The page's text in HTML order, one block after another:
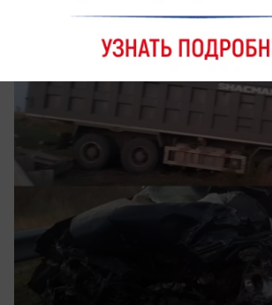
Столкновение с грузовиком
25-м километре дороги